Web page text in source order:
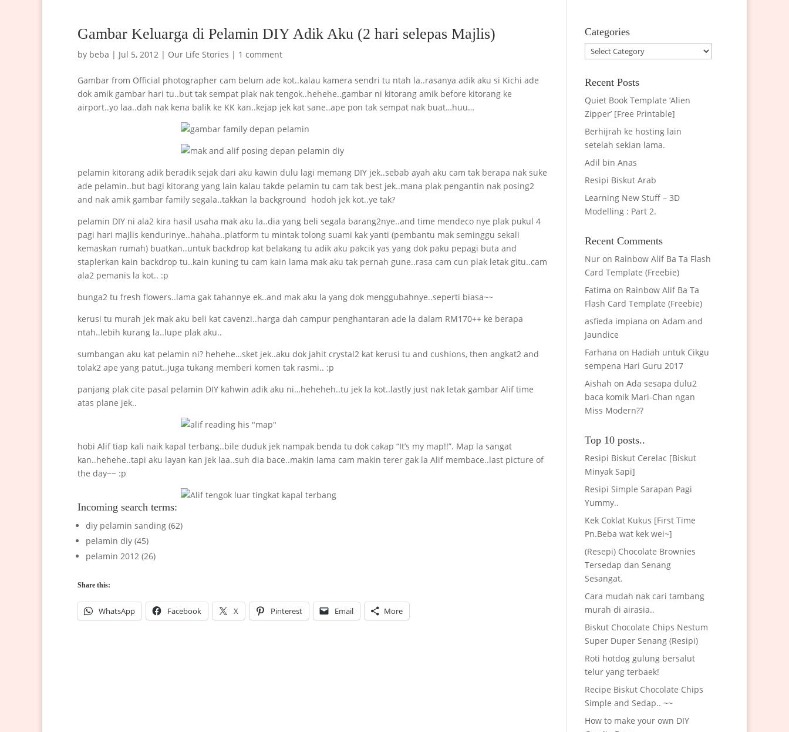
Gambar Keluarga di Pelamin DIY Adik Aku (2 hari selepas Majlis)
by beba | Jul 5, 2012 | Our Life Stories | 1 comment
Gambar from Official photographer cam belum ade kot..kalau kamera sendri tu ntah la..rasanya adik aku si Kichi ade
dok amik gambar hari tu..but tak sempat plak nak tengok..hehehe..gambar ni kitorang amik before kitorang ke
airport..yo laa..dah nak kena balik ke KK kan..kejap jek kat sane..ape pon tak sempat nak buat…huu…
pelamin kitorang adik beradik sejak dari aku kawin dulu lagi memang DIY jek..sebab ayah aku cam tak berapa nak suke
ade pelamin..but bagi kitorang yang lain kalau takde pelamin tu cam tak best jek..mana plak pengantin nak posing2
and nak amik gambar family segala..takkan la background hodoh jek kot..ye tak?
pelamin DIY ni ala2 kira hasil usaha mak aku la..dia yang beli segala barang2nye..and time mendeco nye plak pukul 4
pagi hari majlis kendurinye..hahaha..platform tu mintak tolong suami kak yanti (pembantu mak seminggu sekali
kemaskan rumah) buatkan..untuk backdrop kat belakang tu adik aku pakcik yas yang dok paku pepagi buta and
staplerkan kain backdrop tu..kain kuning tu cam kain lama mak aku tak pernah gune..rasa cam cun plak letak gitu..cam
ala2 pemanis la kot.. :p
bunga2 tu fresh flowers..lama gak tahannye ek..and mak aku la yang dok menggubahnye..seperti biasa~~
kerusi tu murah jek mak aku beli kat cavenzi..harga dah campur penghantaran ade la dalam RM170++ ke berapa
ntah..lebih kurang la..lupe plak aku..
sumbangan aku kat pelamin ni? hehehe…sket jek..aku dok jahit crystal2 kat kerusi tu and cushions, then angkat2 and
tolak2 ape yang patut..juga tukang memberi komen tak rasmi.. :p
panjang plak cite pasal pelamin DIY kahwin adik aku ni…heheheh..tu jek la kot..lastly just nak letak gambar Alif time
atas plane jek..
hobi Alif tiap kali naik kapal terbang..bile duduk jek nampak benda tu dok cakap “It’s my map!!”. Map la sangat
kan..hehehe..tapi aku layan kan jek laa..suh dia bace..makin lama cam makin terer gak la Alif membace..last picture of
the day~~ :p
Incoming search terms:
diy pelamin sanding (62)
pelamin diy (45)
pelamin 2012 (26)
Share this:
WhatsApp Facebook X Pinterest Email More
Categories
Categories
Recent Posts
Quiet Book Template ‘Alien
Zipper’ [Free Printable]
Berhijrah ke hosting lain
setelah sekian lama.
Adil bin Anas
Resipi Biskut Arab
Learning New Stuff – 3D
Modelling : Part 2.
Recent Comments
Nur on Rainbow Alif Ba Ta Flash
Card Template (Freebie)
Fatima on Rainbow Alif Ba Ta
Flash Card Template (Freebie)
asfieda impiana onAdam and
Jaundice
Farhana on Hadiah untuk Cikgu
sempena Hari Guru 2017
Aishah onAda sesapa dulu2
baca komik Mari-Chan ngan
Miss Modern??
Top 10 posts..
Resipi Biskut Cerelac [Biskut
Minyak Sapi]
Resipi Simple Sarapan Pagi
Yummy..
Kek Coklat Kukus [First Time
Pn.Beba wat kek wei~]
(Resepi) Chocolate Brownies
Tersedap dan Senang
Sesangat.
Cara mudah nak cari tambang
murah di airasia..
Biskut Chocolate Chips Nestum
Super Duper Senang (Resipi)
Roti hotdog gulung bersalut
telur yang terbaek!
Recipe Biskut Chocolate Chips
Simple and Sedap.. ~~
How to make your own DIY